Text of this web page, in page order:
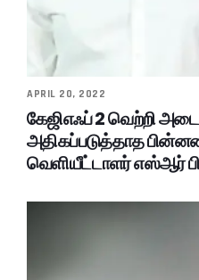
APRIL 20, 2022
கேஜிஎஃப் 2 வெற்றி
அதிகப்படுத்தாத
வெளியீட்டாளர் எஸ்ஆர்